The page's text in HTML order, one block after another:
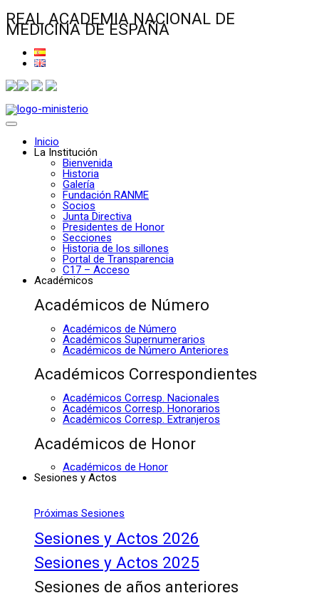
REAL ACADEMIA NACIONAL DE
MEDICINA DE ESPAÑA
Inicio
La Institución
Bienvenida
Historia
Galería
Fundación RANME
Socios
Junta Directiva
Presidentes de Honor
Secciones
Historia de los sillones
Portal de Transparencia
C17 – Acceso
Académicos
Académicos de Número
Académicos de Número
Académicos Supernumerarios
Académicos de Número Anteriores
Académicos Correspondientes
Académicos Corresp. Nacionales
Académicos Corresp. Honorarios
Académicos Corresp. Extranjeros
Académicos de Honor
Académicos de Honor
Sesiones y Actos
Próximas Sesiones
Sesiones y Actos 2026
Sesiones y Actos 2025
Sesiones de años anteriores